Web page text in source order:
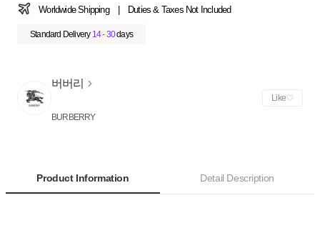
Worldwide Shipping Duties & Taxes Not Included
Standard Delivery 14 - 30days
버버리
BURBERRY
Like
Product Information Detail Description